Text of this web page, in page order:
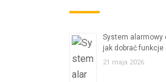
System alarmowy
jak dobrać funkcje
21 maja 2026